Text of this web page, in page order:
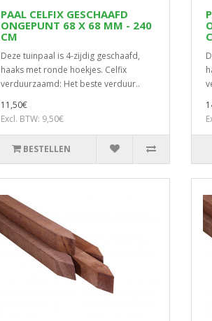
PAAL CELFIX GESCHAAFD
ONGEPUNT 68 X 68 MM - 240
CM
Deze tuinpaal is 4-zijdig geschaafd,
haaks met ronde hoekjes. Celfix
verduurzaamd: Het beste verduur..
11,50€
Excl. BTW: 9,50€
BESTELLEN